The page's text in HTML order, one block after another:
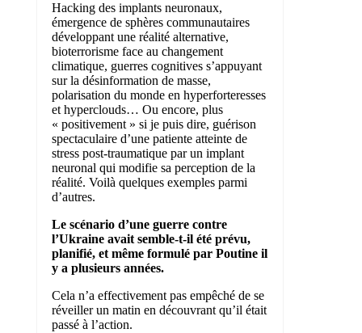
Hacking des implants neuronaux,
émergence de sphères communautaires
développant une réalité alternative,
bioterrorisme face au changement
climatique, guerres cognitives s’appuyant
sur la désinformation de masse,
polarisation du monde en hyperforteresses
et hyperclouds… Ou encore, plus
« positivement » si je puis dire, guérison
spectaculaire d’une patiente atteinte de
stress post-traumatique par un implant
neuronal qui modifie sa perception de la
réalité. Voilà quelques exemples parmi
d’autres.
Le scénario d’une guerre contre
l’Ukraine avait semble-t-il été prévu,
planifié, et même formulé par Poutine il
y a plusieurs années.
Cela n’a effectivement pas empêché de se
réveiller un matin en découvrant qu’il était
passé à l’action.